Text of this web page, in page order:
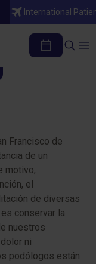
International
Francisco de
de un
motivo,
el
de diversas
conservar la
nuestros
ni
podólogos están